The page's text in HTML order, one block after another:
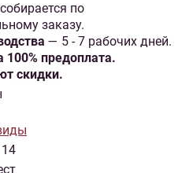
по
заказу.
— 5 - 7 рабочих дней.
100% предоплата.
скидки.